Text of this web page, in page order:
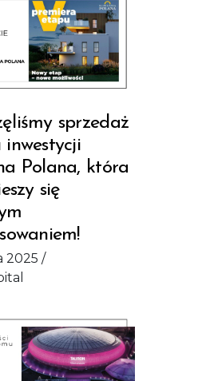
sprzedaż
Polana, która
się
2025